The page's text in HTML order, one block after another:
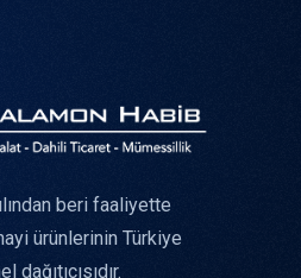
beri faaliyette
ürünlerinin Türkiye